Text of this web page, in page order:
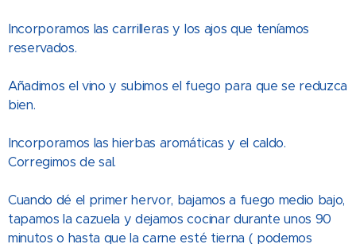
Incorporamos las carrilleras y los ajos que teníamos
reservados.
Añadimos el vino y subimos el fuego para que se reduzca
bien.
Incorporamos las hierbas aromáticas y el caldo.
Corregimos de sal.
Cuando dé el primer hervor, bajamos a fuego medio bajo,
tapamos la cazuela y dejamos cocinar durante unos 90
minutos o hasta que la carne esté tierna ( podemos